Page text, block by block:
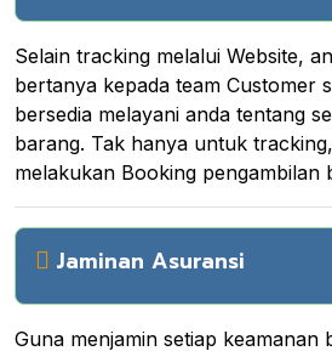
Selain tracking melalui Website,
bertanya kepada team Customer
bersedia melayani anda tentang
barang. Tak hanya untuk
melakukan Booking pengambilan
Jaminan Asuransi
Guna menjamin setiap keamanan